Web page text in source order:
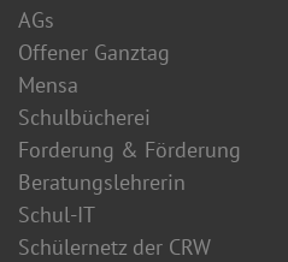
AGs
Offener Ganztag
Mensa
Schulbücherei
Forderung & Förderung
Beratungslehrerin
Schul-IT
Schülernetz der CRW